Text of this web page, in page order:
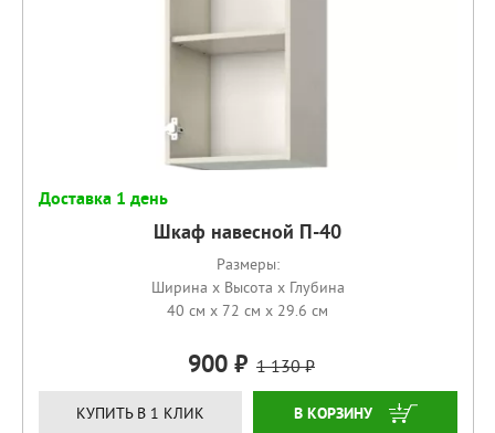
Доставка 1 день
Шкаф навесной П-40
Размеры:
Ширина x Высота x Глубина
40 см x 72 см x 29.6 см
900 1 130
КУПИТЬ В 1 КЛИК КУПИТЬ